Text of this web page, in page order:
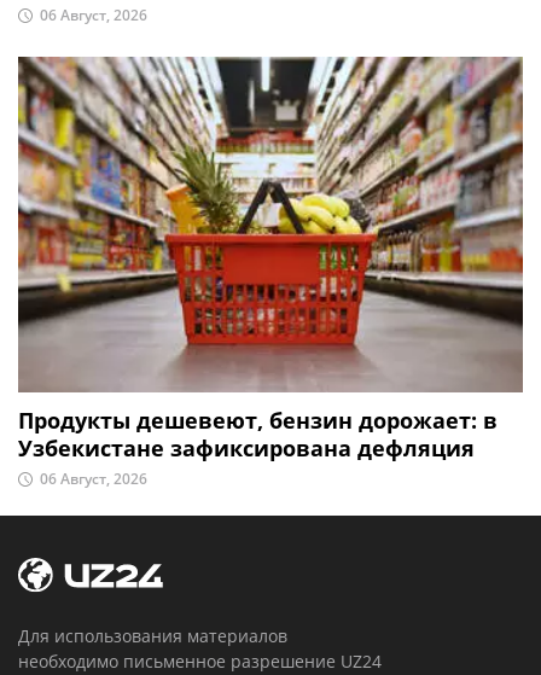
06 Август, 2026
Продукты дешевеют, бензин дорожает: в
Узбекистане зафиксирована дефляция
06 Август, 2026
Для использования материалов
необходимо письменное разрешение UZ24